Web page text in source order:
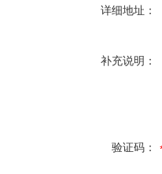
详细地址：
补充说明：
验证码：